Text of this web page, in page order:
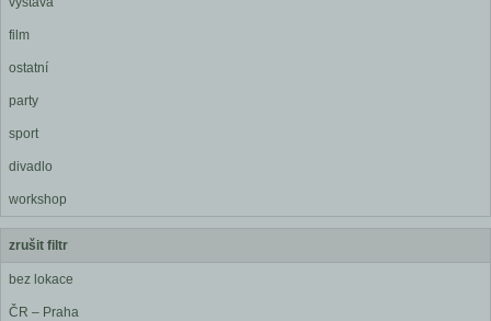
film
ostatní
party
sport
divadlo
workshop
zrušit filtr
bez lokace
ČR – Praha